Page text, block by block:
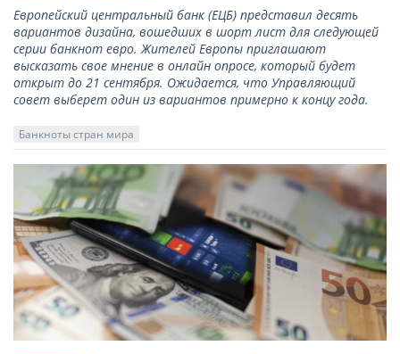
Европейский центральный банк (ЕЦБ) представил десять
вариантов дизайна, вошедших в шорт лист для следующей
серии банкнот евро. Жителей Европы приглашают
высказать свое мнение в онлайн опросе, который будет
открыт до 21 сентября. Ожидается, что Управляющий
совет выберет один из вариантов примерно к концу года.
Банкноты стран мира